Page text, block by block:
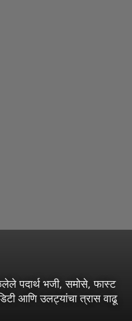
पदार्थ भजी, समोसे, फास्ट
आणि उलट्यांचा त्रास वाढू